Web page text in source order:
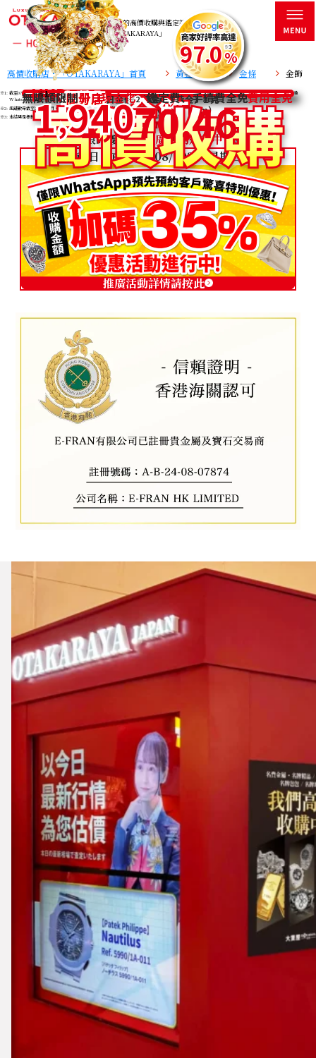
金飾的高價收購與鑑定評估——盡在
「OTAKARAYA」
高價收購店・「OTAKARAYA」首頁 黃金收購 金條 金飾
金飾
金飾
高價收購
高價收購
今日金價行情金條 (黃金）1 克
（截至07/08/2026 4:00 pm）
1,070.46
1,070.46
HKD
※1 全球超過
全球超過
1,940※2
※2
間分店
間分店
97.0%
※3
無限額限制即日現金化 鑑定費、手續費全免費用全免
※1: 截至07/08/2026 4:00 pm。參考收購價格參考自日本總部公佈的參考收購價格，可能與實際收購價格有所不同。價格取決於物品的狀態和品質。詳情請透過
WhatsApp 諮詢。
※2: 店舖數量截至2026年8月。
※3: 本結果是根據2025年2月16日至2026年5月30日期間，香港境內分店所獲得的評價統計而成。
\ 限時優惠！推廣活動進行中！/
仲有2日！直到 09/08/2026 (星期日)！
推廣活動詳情請按此